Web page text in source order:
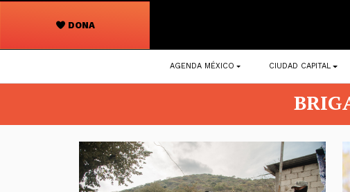
DONA
Navegación
principal
AGENDA MÉXICO CIUDAD CAPITAL